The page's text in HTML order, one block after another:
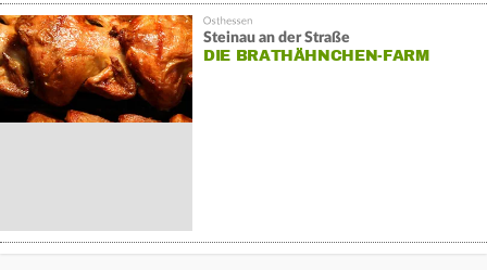
Steinau an der Straße
DIE BRATHÄHNCHEN-FARM